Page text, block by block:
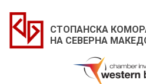
СТОПАНСКА
НА СЕВЕРНА